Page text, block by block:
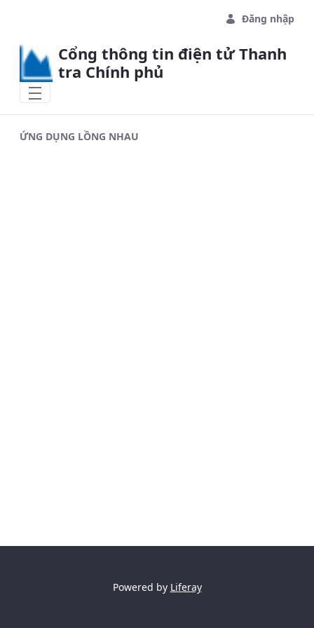
Đăng nhập
Cổng thông tin điện tử Thanh
tra Chính phủ
ỨNG DỤNG LỒNG NHAU
Powered by Liferay